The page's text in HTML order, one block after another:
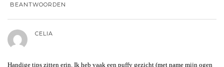
BEANTWOORDEN
CELIA
Handige tips zitten erin. Ik heb vaak een puffy gezicht (met name mijn ogen